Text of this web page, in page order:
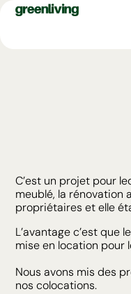
C’est un projet pour
meublé, la rénovation
propriétaires et elle
L’avantage c’est que
mise en location pour
Nous avons mis des
nos colocations.